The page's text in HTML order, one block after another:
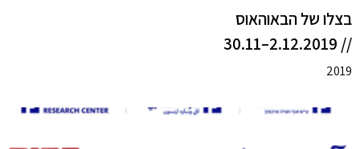
בצלו של הבאוהאוס
// 2.12.2019–30.11
2019